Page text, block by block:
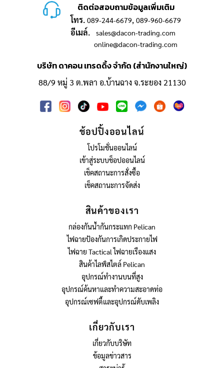
ติดต่อสอบถามข้อมูลเพิ่มเติม
โทร. 089-244-6679, 089-960-6679
อีเมล์.
sales@dacon-trading.com
online@dacon-trading.com
บริษัท ดาคอน เทรดดิ้ง จำกัด (สำนักงานใหญ่)
88/9 หมู่ 3 ต.พลา อ.บ้านฉาง จ.ระยอง 21130
ช้อปปิ้งออนไลน์
โปรโมชั่นออนไลน์
เข้าสู่ระบบช็อปออนไลน์
เช็คสถานะการสั่งซื้อ
เช็คสถานะการจัดส่ง
สินค้าของเรา
กล่องกันน้ำกันกระแทก Pelican
ไฟฉายป้องกันการเกิดประกายไฟ
ไฟฉาย Tactical ไฟฉายเรืองแสง
สินค้าไลฟ์สไตล์ Pelican
อุปกรณ์ทำงานบนที่สูง
อุปกรณ์ค้นหาและทำความสะอาดท่อ
อุปกรณ์เซฟตี้และอุปกรณ์ดับเพลิง
เกี่ยวกับเรา
เกี่ยวกับบริษัท
ข้อมูลข่าวสาร